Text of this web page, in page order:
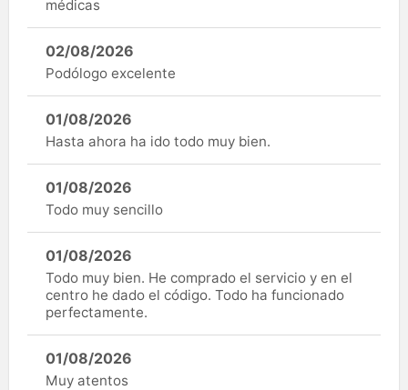
médicas
02/08/2026
Podólogo excelente
01/08/2026
Hasta ahora ha ido todo muy bien.
01/08/2026
Todo muy sencillo
01/08/2026
Todo muy bien. He comprado el servicio y en el
centro he dado el código. Todo ha funcionado
perfectamente.
01/08/2026
Muy atentos